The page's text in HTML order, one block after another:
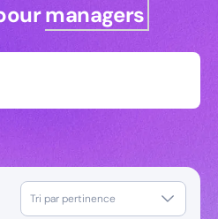
managers
Tri par pertinence